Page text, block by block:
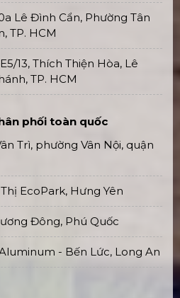
Lê Đình Cẩn, Phường Tân
TP. HCM
13, Thích Thiện Hòa, Lê
TP. HCM
phối toàn quốc
Trì, phường Vân Nội, quận
EcoPark, Hưng Yên
Đông, Phú Quốc
- Bến Lức, Long An